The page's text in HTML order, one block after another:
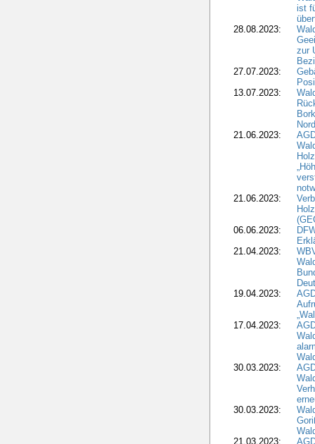
ist
28.08.2023:
zur
27.07.2023:
13.07.2023:
21.06.2023:
21.06.2023:
06.06.2023:
21.04.2023:
19.04.2023:
17.04.2023:
30.03.2023:
30.03.2023:
21.03.2023: